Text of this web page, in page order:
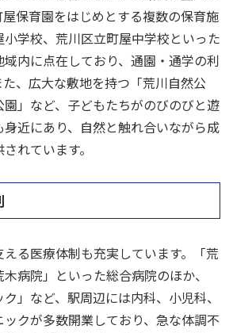
保育園をはじめとする複数の保育施
学校、荒川区立町屋中学校といった
内に点在しており、通園・通学の利
、広大な敷地を持つ「荒川自然公
」など、子どもたちがのびのびと遊
近にあり、自然と触れ合いながら成
れています。
る医療体制も充実しています。「荒
病院」といった総合病院のほか、
ク」など、駅周辺には内科、小児科、
クが多数開業しており、急な体調不